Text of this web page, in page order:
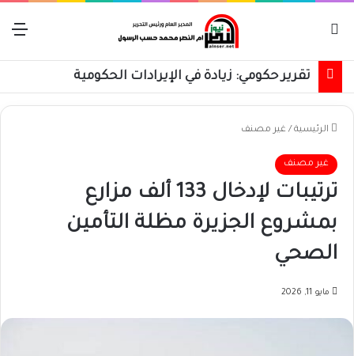
تقرير حكومي: زيادة في الإيرادات الحكومية
الرئيسية / غير مصنف
غير مصنف
ترتيبات لإدخال 133 ألف مزارع
بمشروع الجزيرة مظلة التأمين
الصحي
مايو 11, 2026